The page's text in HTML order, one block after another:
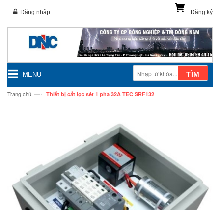
Đăng ký
Đăng nhập
MENU TÌM
Trang chủ —› Thiết bị cắt lọc sét 1 pha 32A TEC SRF132